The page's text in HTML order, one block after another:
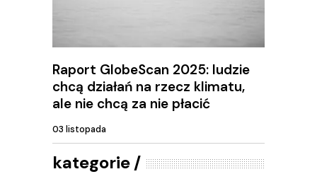
Raport GlobeScan 2025: ludzie
chcą działań na rzecz klimatu,
ale nie chcą za nie płacić
03 listopada
kategorie